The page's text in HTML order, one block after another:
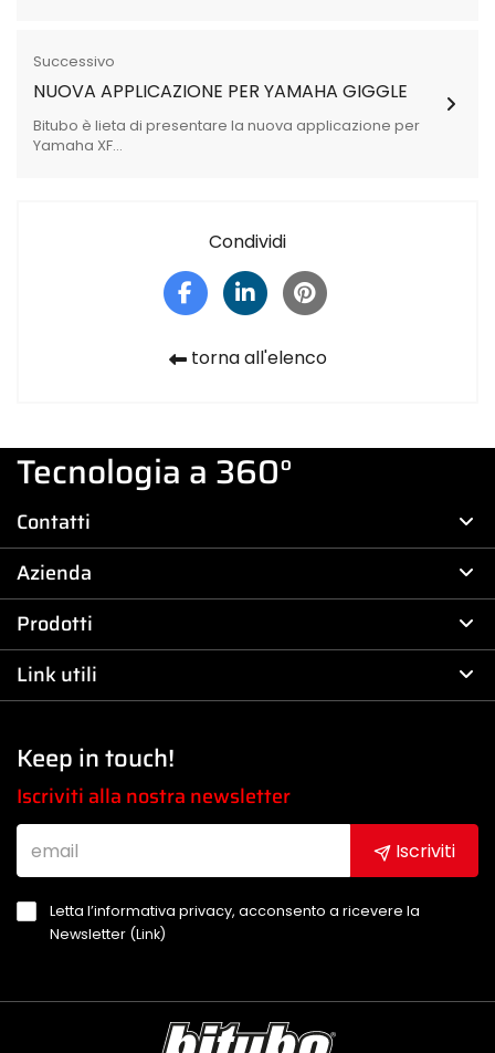
Successivo
NUOVA APPLICAZIONE PER YAMAHA GIGGLE
Bitubo è lieta di presentare la nuova applicazione per
Yamaha XF...
Condividi
torna all'elenco
Tecnologia a 360°
Contatti
Azienda
Prodotti
Link utili
Keep in touch!
Iscriviti alla nostra newsletter
Iscriviti
Letta l’informativa privacy, acconsento a ricevere la
Newsletter (Link)